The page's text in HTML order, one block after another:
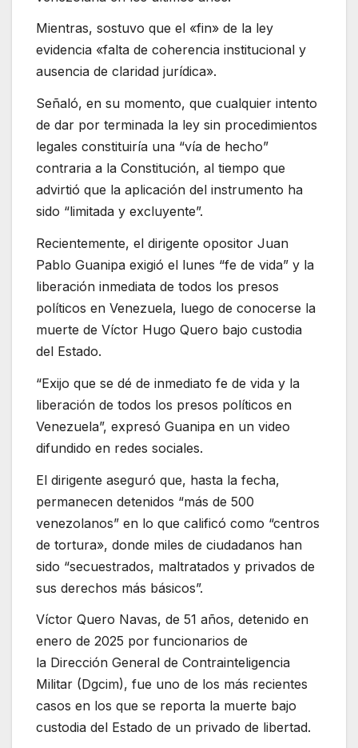
Mientras, sostuvo que el «fin» de la ley
evidencia «falta de coherencia institucional y
ausencia de claridad jurídica».
Señaló, en su momento, que cualquier intento
de dar por terminada la ley sin procedimientos
legales constituiría una “vía de hecho”
contraria a la Constitución, al tiempo que
advirtió que la aplicación del instrumento ha
sido “limitada y excluyente”.
Recientemente, el dirigente opositor Juan
Pablo Guanipa exigió el lunes “fe de vida” y la
liberación inmediata de todos los presos
políticos en Venezuela, luego de conocerse la
muerte de Víctor Hugo Quero bajo custodia
del Estado.
“Exijo que se dé de inmediato fe de vida y la
liberación de todos los presos políticos en
Venezuela”, expresó Guanipa en un video
difundido en redes sociales.
El dirigente aseguró que, hasta la fecha,
permanecen detenidos “más de 500
venezolanos” en lo que calificó como “centros
de tortura», donde miles de ciudadanos han
sido “secuestrados, maltratados y privados de
sus derechos más básicos”.
Víctor Quero Navas, de 51 años, detenido en
enero de 2025 por funcionarios de
la Dirección General de Contrainteligencia
Militar (Dgcim), fue uno de los más recientes
casos en los que se reporta la muerte bajo
custodia del Estado de un privado de libertad.